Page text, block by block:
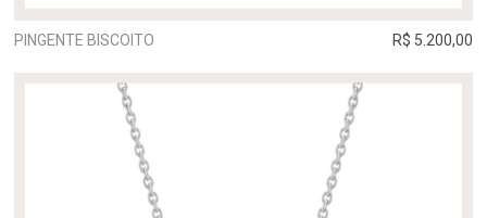
PINGENTE BISCOITO R$ 5.200,00